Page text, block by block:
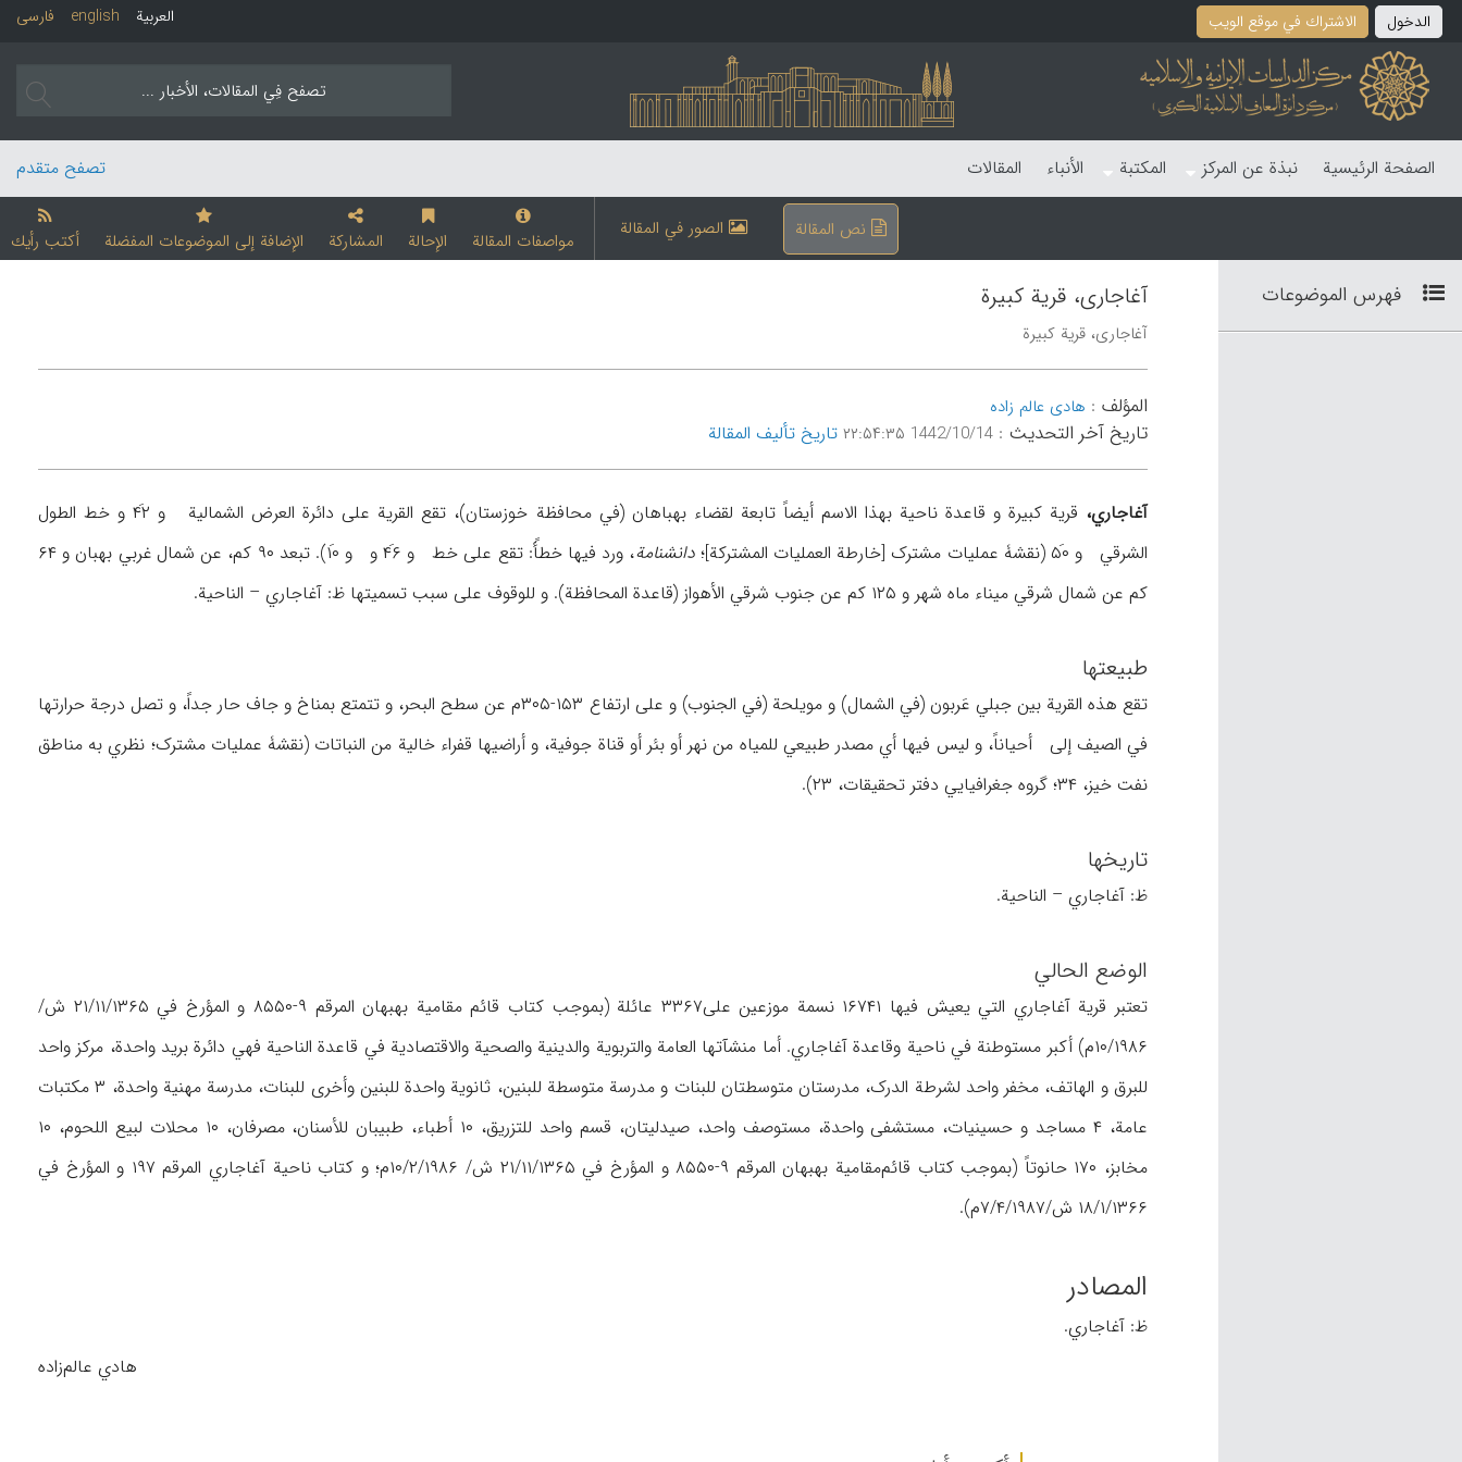
الدخول الاشتراك في موقع الویب فارسی english العربیة
الصفحة الرئیسیة نبذة عن المرکز المکتبة الأنباء المقالات تصفح متقدم
نص المقالة الصور في المقالة مواصفات المقالة الإحالة المشارکة الإضافة إلی الموضوعات المفضلة أکتب رأیك
فهرس الموضوعات آغاجاری، قریة کبیرة
آغاجاری، قریة کبیرة
المؤلف : هادی عالم زاده
تاریخ آخر التحدیث :1442/10/14 ۲۲:۵۴:۳۵ تاریخ تألیف المقالة
آغاجاري،
قریة کبیرة و قاعدة ناحیة بهذا الاسم أیضاً تابعة لقضاء بهباهان (في محافظة خوزستان)، تقع القریة علی دائرة العرض الشمالیة و ۴۲َ و خط الطول
الشرقي و ۵۰َ (نقشۀ عملیات مشترک [خارطة العملیات المشترکة]؛
دانشنامة
، ورد فیها خطأً: تقع علی خط و ۴۶َ و و ۱۰َ). تبعد ۹۰ کم، عن شمال غربي بهبان و ۶۴
کم عن شمال شرقي میناء ماه شهر و ۱۲۵ کم عن جنوب شرقي الأهواز (قاعدة المحافظة). و للوقوف علی سبب تسمیتها ظ: آغاجاري – الناحیة.
طبیعتها
تقع هذه القریة بین جبلي عَربون (في الشمال) و مویلحة (في الجنوب) و علی ارتفاع ۱۵۳-۳۰۵م عن سطح البحر، و تتمتع بمناخ و جاف حار جداً، و تصل درجة حرارتها
في الصیف إلی أحیاناً، و لیس فیها أي مصدر طبیعي للمیاه من نهر أو بئر أو قناة جوفیة، و أراضیها قفراء خالیة من النباتات (نقشۀ عملیات مشترک؛ نظري به مناطق
نفت خیز، ۳۴؛ گروه جغرافیایي دفتر تحقیقات، ۲۳).
تاریخها
ظ: آغاجاري – الناحیة.
الوضع الحالي
تعتبر قریة آغاجاري التي یعیش فیها ۱۶۷۴۱ نسمة موزعین علی۳۳۶۷ عائلة (بموجب کتاب قائم مقامیة بهبهان المرقم ۹-۸۵۵۰ و المؤرخ في ۲۱/۱۱/۱۳۶۵ ش/
۱۰/۱۹۸۶م) أکبر مستوطنة في ناحیة وقاعدة آغاجاري. أما منشآتها العامة والتربویة والدینیة والصحیة والاقتصادیة في قاعدة الناحیة فهي دائرة برید واحدة، مرکز واحد
للبرق و الهاتف، مخفر واحد لشرطة الدرک، مدرستان متوسطتان للبنات و مدرسة متوسطة للبنین، ثانویة واحدة للبنین وأخری للبنات، مدرسة مهنیة واحدة، ۳ مکتبات
عامة، ۴ مساجد و حسینیات، مستشفی واحدة، مستوصف واحد، صیدلیتان، قسم واحد للتزریق، ۱۰ أطباء، طبیبان للأسنان، مصرفان، ۱۰ محلات لبیع اللحوم، ۱۰
مخابز، ۱۷۰ حانوتاً (بموجب کتاب قائم‌مقامیة بهبهان المرقم ۹-۸۵۵۰ و المؤرخ في ۲۱/۱۱/۱۳۶۵ ش/ ۱۰/۲/۱۹۸۶م؛ و کتاب ناحیة آغاجاري المرقم ۱۹۷ و المؤرخ في
۱۸/۱/۱۳۶۶ ش/۷/۴/۱۹۸۷م).
المصادر
ظ: آغاجاري.
هادي عالم‌زاده